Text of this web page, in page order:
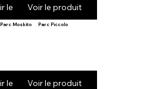
le produitVoir le produit
Parc Moskito
le produit
Parc Piccolo
Voir le produit